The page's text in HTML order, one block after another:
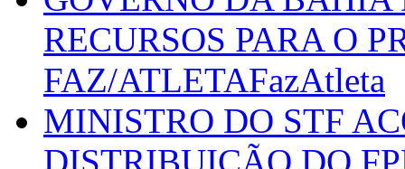
RECURSOS PARA O
FAZ/ATLETAFazAtleta
MINISTRO DO STF